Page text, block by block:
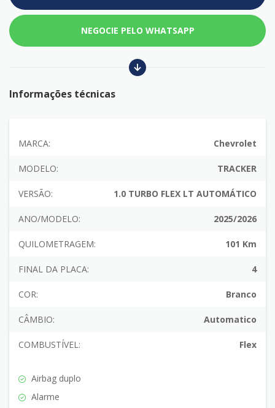
NEGOCIE PELO WHATSAPP
Informações técnicas
MARCA: Chevrolet
MODELO: TRACKER
VERSÃO: 1.0 TURBO FLEX LT AUTOMÁTICO
ANO/MODELO: 2025/2026
QUILOMETRAGEM: 101 Km
FINAL DA PLACA: 4
COR: Branco
CÂMBIO: Automatico
COMBUSTÍVEL: Flex
Airbag duplo
Alarme